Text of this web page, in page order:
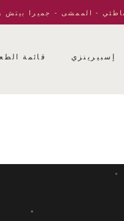
- الممشى - جميرا بيتش
قائمة إسبيرينزي